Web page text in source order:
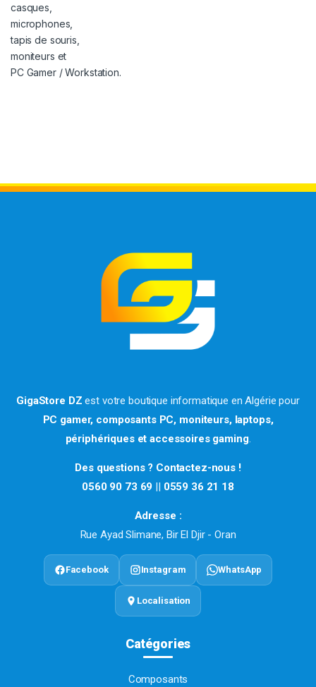
casques,
microphones,
tapis de souris,
moniteurs et
PC Gamer / Workstation.
GigaStore DZ est votre boutique informatique en Algérie pour
PC gamer, composants PC, moniteurs, laptops,
périphériques et accessoires gaming.
Des questions ? Contactez-nous !
0560 90 73 69
0559 36 21 18
Adresse :
Rue Ayad Slimane, Bir El Djir - Oran
Facebook Instagram WhatsApp
Localisation
Catégories
Composants